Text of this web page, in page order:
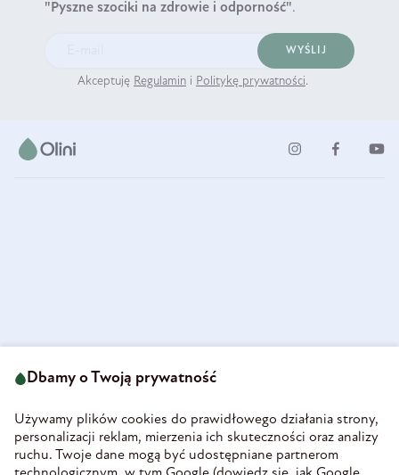
"Pyszne szociki na zdrowie i odporność".
WYŚLIJ
Akceptuję Regulamin i Politykę prywatności.
58-160 Świebodzice
REGON 890213034
INFORMACJE
Dbamy o Twoją prywatność
Używamy plików cookies do prawidłowego działania strony,
personalizacji reklam, mierzenia ich skuteczności oraz analizy
ruchu. Twoje dane mogą być udostępniane partnerom